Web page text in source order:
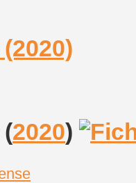
(2020)